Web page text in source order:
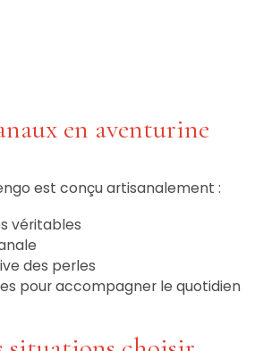
en aventurine
est conçu artisanalement :
véritables
des perles
pour accompagner le quotidien